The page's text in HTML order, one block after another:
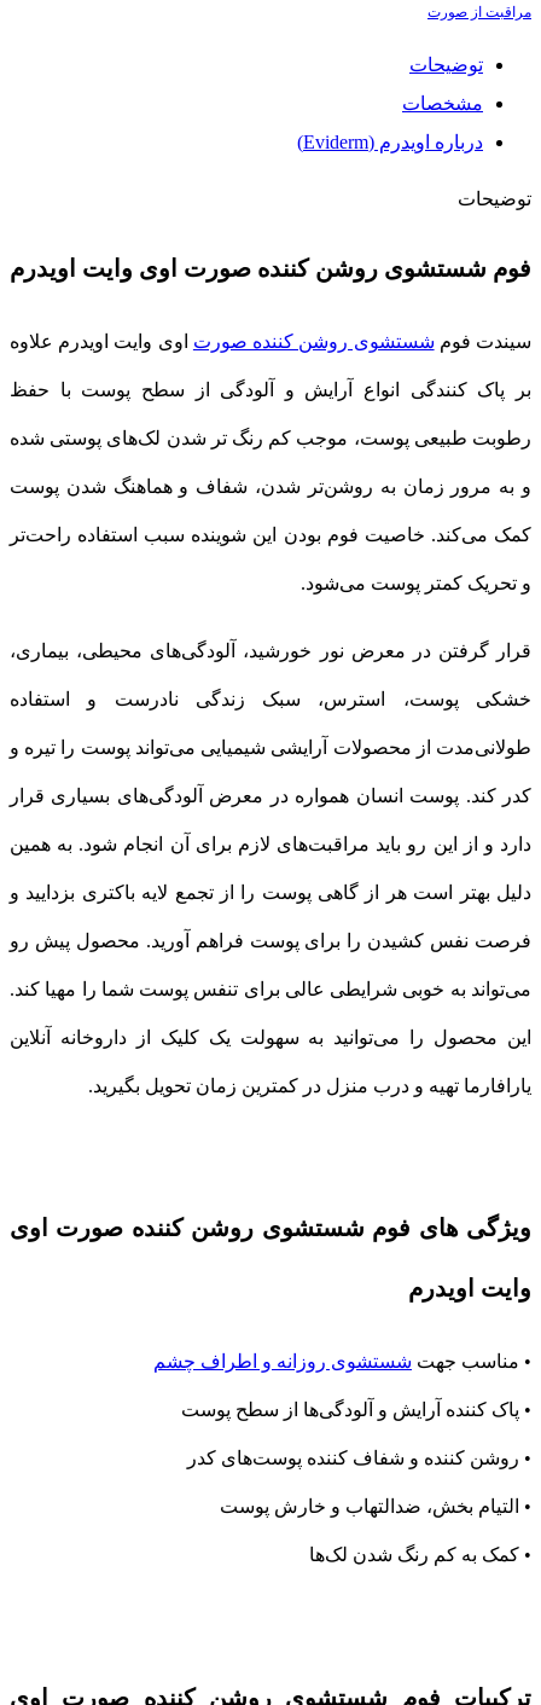
مراقبت از صورت
توضیحات
مشخصات
درباره اویدرم (Eviderm)
توضیحات
فوم شستشوی روشن کننده صورت اوی وایت اویدرم
سیندت فوم شستشوی روشن کننده صورت اوی وایت اویدرم علاوه
بر پاک کنندگی انواع آرایش و آلودگی از سطح پوست با حفظ
رطوبت طبیعی پوست، موجب کم رنگ تر شدن لک‌های پوستی شده
و به مرور زمان به روشن‌تر شدن، شفاف و هماهنگ شدن پوست
کمک می‌کند. خاصیت فوم بودن این شوینده سبب استفاده راحت‌تر
و تحریک کمتر پوست می‌شود.
قرار گرفتن در معرض نور خورشید، آلودگی‌های محیطی، بیماری،
خشکی پوست، استرس، سبک زندگی نادرست و استفاده‌‌
طولانی‌مدت از محصولات آرایشی شیمیایی می‌تواند پوست را تیره و
کدر کند. پوست انسان همواره در معرض آلودگی‌های بسیاری قرار
دارد و از این رو باید مراقبت‌های لازم برای آن انجام شود. به همین
دلیل بهتر است هر از گاهی پوست را از تجمع لایه باکتری بزدایید و
فرصت نفس کشیدن را برای پوست فراهم آورید. محصول پیش رو
می‌تواند به خوبی شرایطی عالی برای تنفس پوست شما را مهیا کند.
این محصول را می‌توانید به سهولت یک کلیک از داروخانه آنلاین
یارافارما تهیه و درب منزل در کمترین زمان تحویل بگیرید.
ویژگی های فوم شستشوی روشن کننده صورت اوی
وایت اویدرم
• مناسب جهت شستشوی روزانه و اطراف چشم
• پاک کننده آرایش و آلودگی‌ها از سطح پوست
• روشن کننده و شفاف کننده پوست‌های کدر
• التیام بخش، ضدالتهاب و خارش پوست
• کمک به کم رنگ شدن لک‌ها
ترکیبات فوم شستشوی روشن کننده صورت اوی